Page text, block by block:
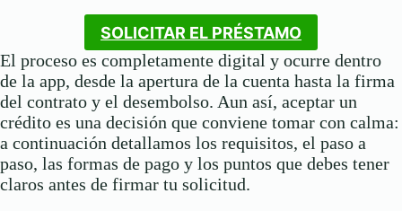
SOLICITAR EL PRÉSTAMO
El proceso es completamente digital y ocurre dentro
de la app, desde la apertura de la cuenta hasta la firma
del contrato y el desembolso. Aun así, aceptar un
crédito es una decisión que conviene tomar con calma:
a continuación detallamos los requisitos, el paso a
paso, las formas de pago y los puntos que debes tener
claros antes de firmar tu solicitud.